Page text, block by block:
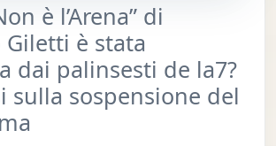
è l’Arena” di
Giletti è stata
dai palinsesti de la7?
sulla sospensione del